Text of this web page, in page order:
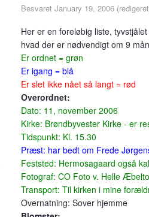
Besvaret January 19, 2006
Her er en foreløbig liste,
hvad der er nødvendigt om 9
Er ordnet = grøn
Er igang = blå
Er slet ikke nået så langt = rød
Overordnet:
Dato: 11, november 2006
Kirke: Brøndbyvester Kirke - er
Tidspunkt: Kl. 15.30
Præst: har bedt om Frede
Feststed: Hermosagaard også
Fotograf: CO Foto v. Helle
Transport: Til kirken i mine
Overnatning: Sover hjemme